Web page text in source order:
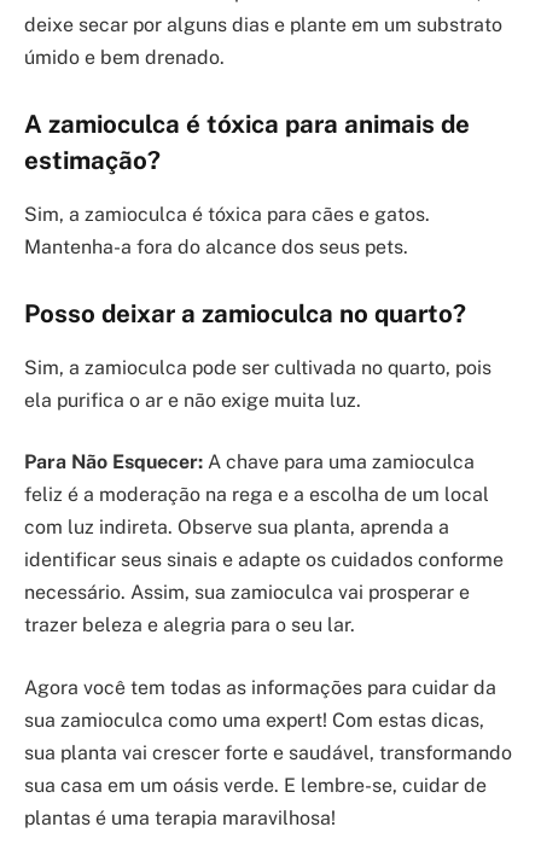
deixe secar por alguns dias e plante em um substrato
úmido e bem drenado.
A zamioculca é tóxica para animais de
estimação?
Sim, a zamioculca é tóxica para cães e gatos.
Mantenha-a fora do alcance dos seus pets.
Posso deixar a zamioculca no quarto?
Sim, a zamioculca pode ser cultivada no quarto, pois
ela purifica o ar e não exige muita luz.
Para Não Esquecer: A chave para uma zamioculca
feliz é a moderação na rega e a escolha de um local
com luz indireta. Observe sua planta, aprenda a
identificar seus sinais e adapte os cuidados conforme
necessário. Assim, sua zamioculca vai prosperar e
trazer beleza e alegria para o seu lar.
Agora você tem todas as informações para cuidar da
sua zamioculca como uma expert! Com estas dicas,
sua planta vai crescer forte e saudável, transformando
sua casa em um oásis verde. E lembre-se, cuidar de
plantas é uma terapia maravilhosa!